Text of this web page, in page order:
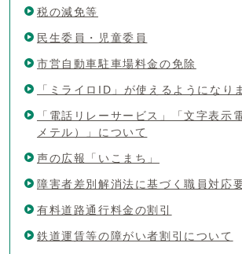
税の減免等
民生委員・児童委員
市営自動車駐車場料金の免除
「ミライロID」が使えるようになり
「電話リレーサービス」「文字表示
メテル）」について
声の広報「いこまち」
障害者差別解消法に基づく職員対応
有料道路通行料金の割引
鉄道運賃等の障がい者割引について